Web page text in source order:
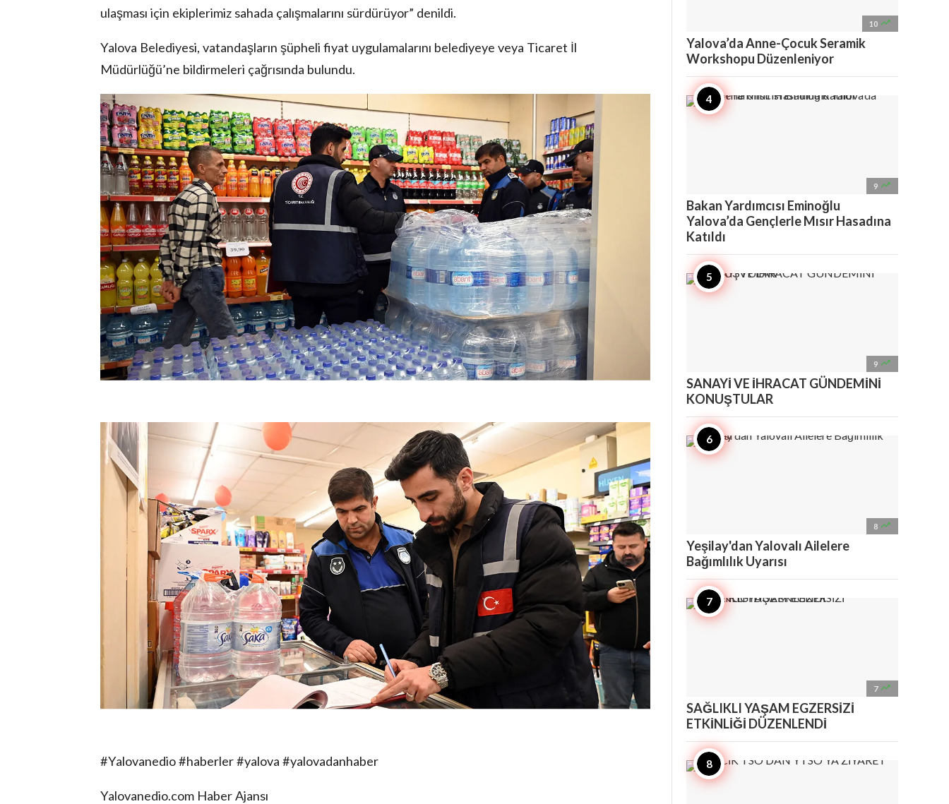
ulaşması için ekiplerimiz sahada çalışmalarını sürdürüyor” denildi.
Yalova Belediyesi, vatandaşların şüpheli fiyat uygulamalarını belediyeye veya Ticaret İl
Müdürlüğü’ne bildirmeleri çağrısında bulundu.
#Yalovanedio #haberler #yalova #yalovadanhaber
Yalovanedio.com Haber Ajansı
10 
Yalova’da Anne-Çocuk Seramik
Workshopu Düzenleniyor
9 
Bakan Yardımcısı Eminoğlu
Yalova’da Gençlerle Mısır Hasadına
Katıldı
9 
SANAYİ VE İHRACAT GÜNDEMİNİ
KONUŞTULAR
8 
Yeşilay'dan Yalovalı Ailelere
Bağımlılık Uyarısı
7 
SAĞLIKLI YAŞAM EGZERSİZİ
ETKİNLİĞİ DÜZENLENDİ